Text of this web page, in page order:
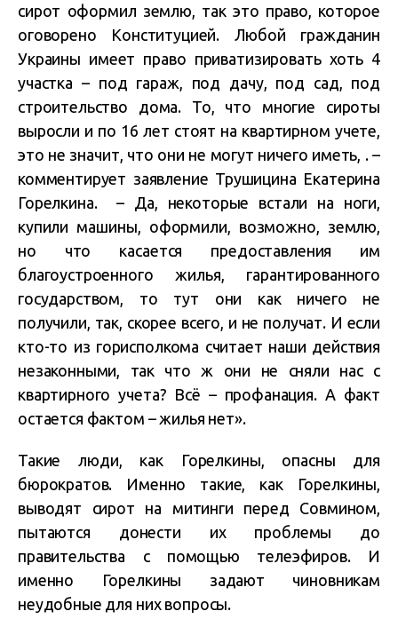
сирот оформил землю, так это право, которое
оговорено Конституцией. Любой гражданин
Украины имеет право приватизировать хоть 4
участка – под гараж, под дачу, под сад, под
строительство дома. То, что многие сироты
выросли и по 16 лет стоят на квартирном учете,
это не значит, что они не могут ничего иметь, . –
комментирует заявление Трушицина Екатерина
Горелкина. – Да, некоторые встали на ноги,
купили машины, оформили, возможно, землю,
но что касается предоставления им
благоустроенного жилья, гарантированного
государством, то тут они как ничего не
получили, так, скорее всего, и не получат. И если
кто-то из горисполкома считает наши действия
незаконными, так что ж они не сняли нас с
квартирного учета? Всё – профанация. А факт
остается фактом – жилья нет».
Такие люди, как Горелкины, опасны для
бюрократов. Именно такие, как Горелкины,
выводят сирот на митинги перед Совмином,
пытаются донести их проблемы до
правительства с помощью телеэфиров. И
именно Горелкины задают чиновникам
неудобные для них вопросы.